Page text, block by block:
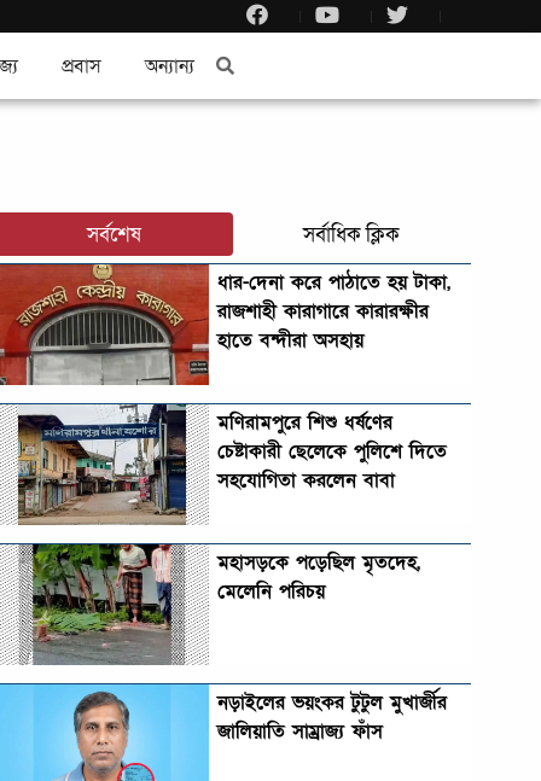
প্রবাস অন্যান্য
সর্বশেষ সর্বাধিক ক্লিক
ধার-দেনা করে পাঠাতে হয় টাকা,
রাজশাহী কারাগারে কারারক্ষীর
হাতে বন্দীরা অসহায়
মণিরামপুরে শিশু ধর্ষণের
চেষ্টাকারী ছেলেকে পুলিশে দিতে
সহযোগিতা করলেন বাবা
মহাসড়কে পড়েছিল মৃতদেহ,
মেলেনি পরিচয়
নড়াইলের ভয়ংকর টুটুল মুখার্জীর
জালিয়াতি সাম্রাজ্য ফাঁস